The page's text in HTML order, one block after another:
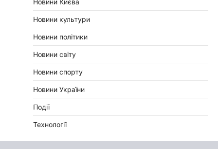
Новини Києва
Новини культури
Новини політики
Новини світу
Новини спорту
Новини України
Події
Технології